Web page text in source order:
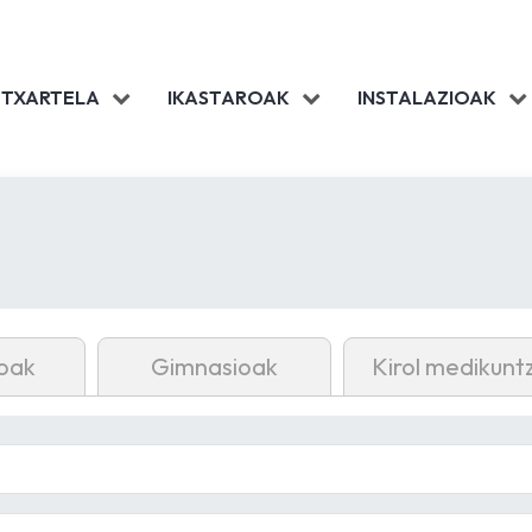
IKASTAROAK INSTALAZIOAK
Gimnasioak Kirol